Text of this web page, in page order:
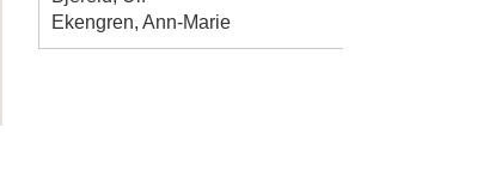
Ekengren, Ann-Marie